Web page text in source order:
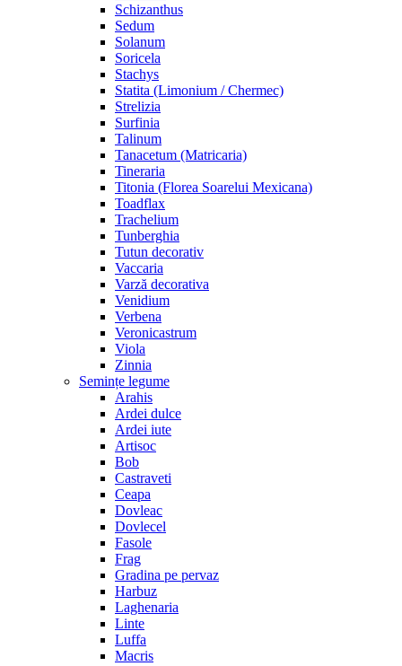
Schizanthus
Sedum
Solanum
Soricela
Stachys
Statita (Limonium / Chermec)
Strelizia
Surfinia
Talinum
Tanacetum (Matricaria)
Tineraria
Titonia (Florea Soarelui Mexicana)
Toadflax
Trachelium
Tunberghia
Tutun decorativ
Vaccaria
Varză decorativa
Venidium
Verbena
Veronicastrum
Viola
Zinnia
Semințe legume
Arahis
Ardei dulce
Ardei iute
Artisoc
Bob
Castraveti
Ceapa
Dovleac
Dovlecel
Fasole
Frag
Gradina pe pervaz
Harbuz
Laghenaria
Linte
Luffa
Macris